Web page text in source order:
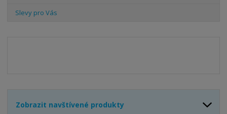
Slevy pro Vás
Zobrazit navštívené produkty